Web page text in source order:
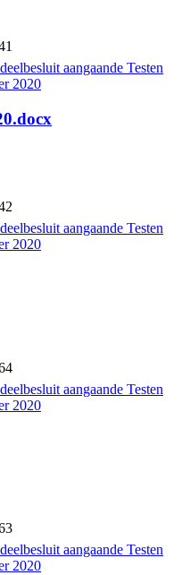
aangaande Testen
2020
aangaande Testen
2020
aangaande Testen
2020
aangaande Testen
2020